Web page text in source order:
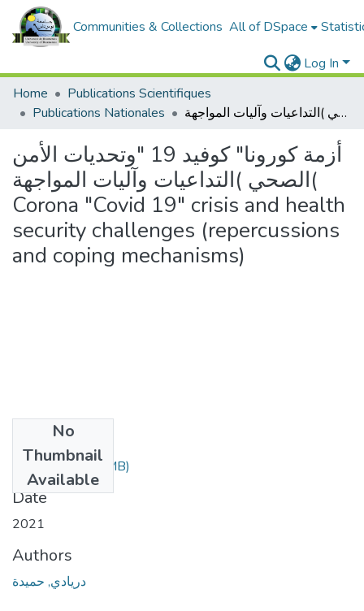
Communities & Collections All of DSpace
Log In
Home
Publications Scientifiques
Publications Nationales
أزمة كورونا" كوفيد 19 "وتحديات الأمن الصحي )التداعيات وآليات المواجهة( Corona "Covid 19" crisis and health security challenges (repercussions and coping mechanisms)
أزمة كورونا" كوفيد 19 "وتحديات الأمن
الصحي )التداعيات وآليات المواجهة(
Corona "Covid 19" crisis and health
security challenges (repercussions
and coping mechanisms)
No
Thumbnail
Available
المقال.pdf(1.14 MB)
Date
2021
Authors
دريادي, حميدة